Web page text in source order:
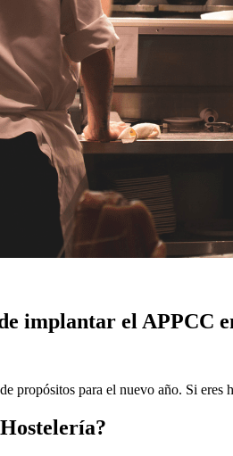
implantar el APPCC
propósitos para el nuevo año. Si